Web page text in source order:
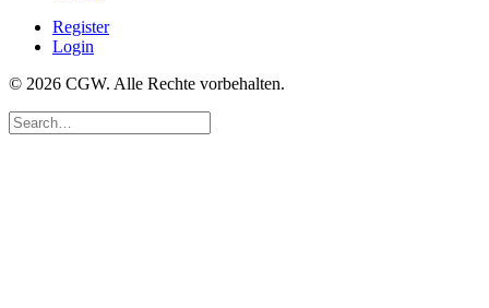
Register
Login
© 2026 CGW. Alle Rechte vorbehalten.